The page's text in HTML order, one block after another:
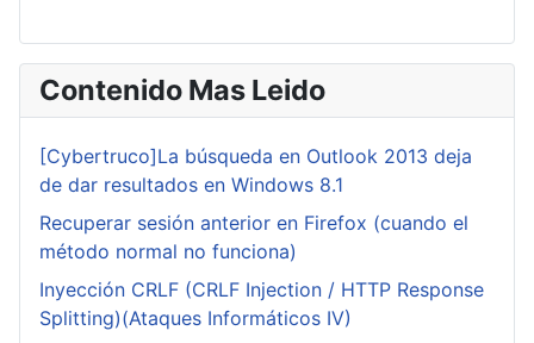
Contenido Mas Leido
[Cybertruco]La búsqueda en Outlook 2013 deja
de dar resultados en Windows 8.1
Recuperar sesión anterior en Firefox (cuando el
método normal no funciona)
Inyección CRLF (CRLF Injection / HTTP Response
Splitting)(Ataques Informáticos IV)